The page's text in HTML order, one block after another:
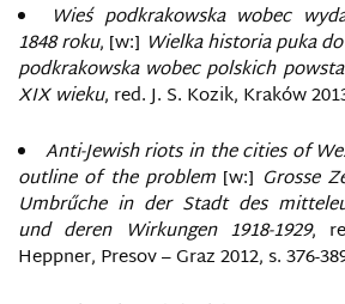
Wieś podkrakowska wobec
1848 roku, [w:] Wielka historia puka
podkrakowska wobec polskich
XIX wieku, red. J. S. Kozik, Kraków
Anti-Jewish riots in the cities of
outline of the problem [w:] Grosse
Umbrűche in der Stadt des
und deren Wirkungen 1918-1929,
Heppner, Presov – Graz 2012, s. 376-